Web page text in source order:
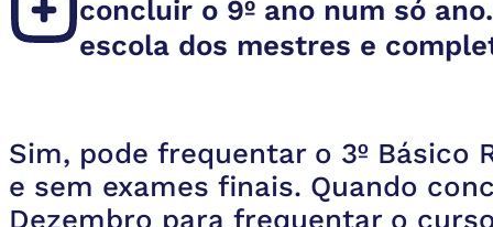
concluir o 9º ano num só
escola dos mestres e
Sim, pode frequentar o 3º Básico
e sem exames finais. Quando
Dezembro para frequentar o